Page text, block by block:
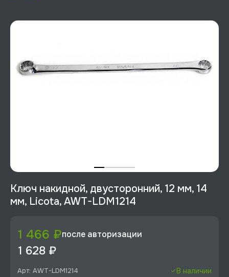
Ключ накидной, двусторонний, 12 мм, 14
мм, Licota, AWT-LDM1214
1 466 ₽после авторизации
1 628 ₽
Арт: AWT-LDM1214 В наличии